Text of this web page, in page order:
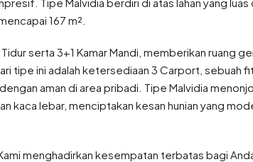
167 m².
serta 3+1 Kamar Mandi, memberikan ruang
tipe ini adalah ketersediaan 3 Carport, sebuah
aman di area pribadi. Tipe Malvidia
kaca lebar, menciptakan kesan hunian yang
menghadirkan kesempatan terbatas bagi